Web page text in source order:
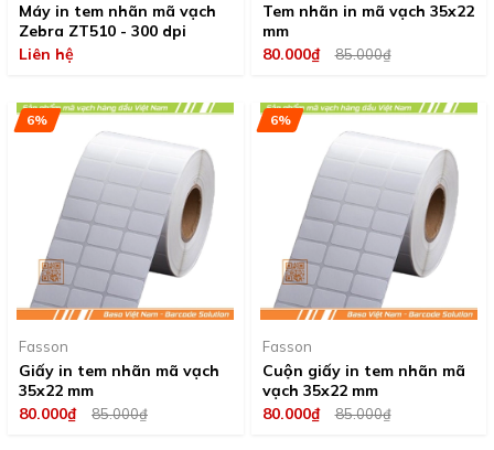
Máy in tem nhãn mã vạch
Zebra ZT510 - 300 dpi
Liên hệ
Tem nhãn in mã vạch 35x22
mm
80.000₫
85.000₫
6%
Fasson
Giấy in tem nhãn mã vạch
35x22 mm
80.000₫
85.000₫
6%
Fasson
Cuộn giấy in tem nhãn mã
vạch 35x22 mm
80.000₫
85.000₫